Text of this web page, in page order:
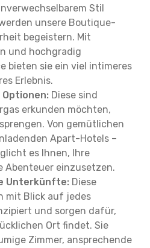
Stil
unsere Boutique-
begeistern. Mit
und hochgradig
bieten sie ein viel intimeres
Erlebnis.
Diese sind
erkunden möchten,
Von gemütlichen
Apart-Hotels –
es Ihnen, Ihre
Abenteuer einzusetzen.
Unterkünfte: Diese
mit Blick auf jedes
und sorgen dafür,
Ort findet. Sie
Zimmer, ansprechende